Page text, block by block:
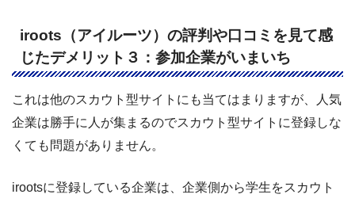
iroots（アイルーツ）の評判や口コミを見て感
じたデメリット３：参加企業がいまいち
これは他のスカウト型サイトにも当てはまりますが、人気
企業は勝手に人が集まるのでスカウト型サイトに登録しな
くても問題がありません。
irootsに登録している企業は、企業側から学生をスカウト